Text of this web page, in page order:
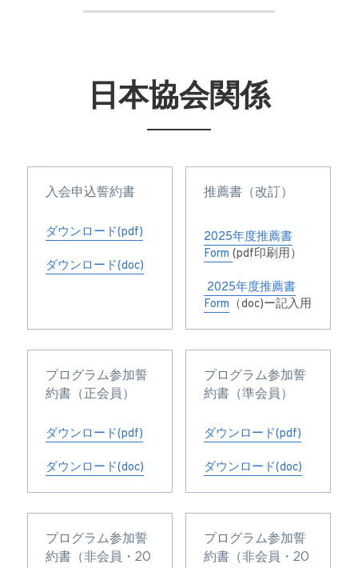
アーカイブス
日本協会関係
入会申込誓約書
ダウンロード(pdf)
ダウンロード(doc)
推薦書（改訂）
2025年度推薦書
Form (pdf印刷用）
Form （doc)ー記入用
プログラム参加誓
約書（正会員）
ダウンロード(pdf)
ダウンロード(doc)
プログラム参加誓
約書（準会員）
ダウンロード(pdf)
ダウンロード(doc)
プログラム参加誓
約書（非会員・20
プログラム参加誓
約書（非会員・20